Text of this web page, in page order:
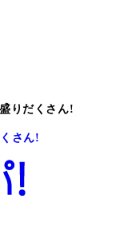
りだくさん!
さん!